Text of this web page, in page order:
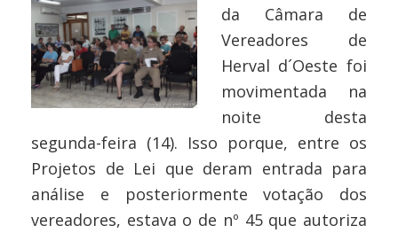
da Câmara de
Vereadores de
Herval d´Oeste foi
movimentada na
noite desta
segunda-feira (14). Isso porque, entre os
Projetos de Lei que deram entrada para
análise e posteriormente votação dos
vereadores, estava o de nº 45 que autoriza